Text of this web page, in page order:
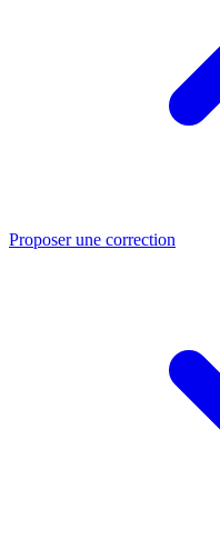
Proposer une correction